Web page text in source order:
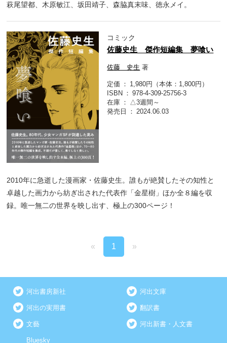
萩尾望都、木原敏江、坂田靖子、森脇真末味、徳永メイ。
コミック
佐藤史生 傑作短編集 夢喰い
佐藤 史生 著
定価
1,980円（本体：1,800円）
ISBN
978-4-309-25756-3
在庫
△3週間～
発売日
2024.06.03
2010年に急逝した漫画家・佐藤史生。誰もが絶賛したその知性と
卓越した画力から紡ぎ出された代表作「金星樹」ほか全８編を収
録。唯一無二の世界を映し出す、極上の300ページ！
« 1 »
河出書房新社 河出文庫
河出の実用書 翻訳書
文藝 河出新書・人文書
Bluesky